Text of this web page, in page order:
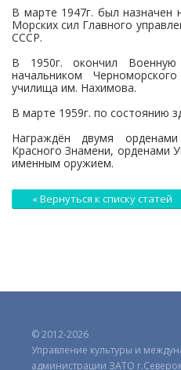
В марте 1947г. был назначен
Морских сил Главного
СССР.
В 1950г. окончил
начальником
училища им. Нахимова.
В марте 1959г. по состоянию
Награждён двумя
Красного Знамени, орденами
именным оружием.
« Вернуться к списку статей
© 2012-2026
Управление культуры и
администрации ЗАТО